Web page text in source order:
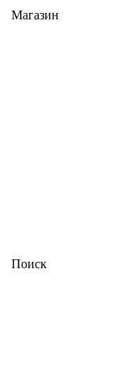
Магазин
Поиск